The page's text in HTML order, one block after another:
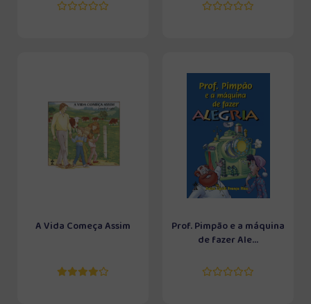
A Vida Começa Assim
Prof. Pimpão e a máquina
de fazer Ale...